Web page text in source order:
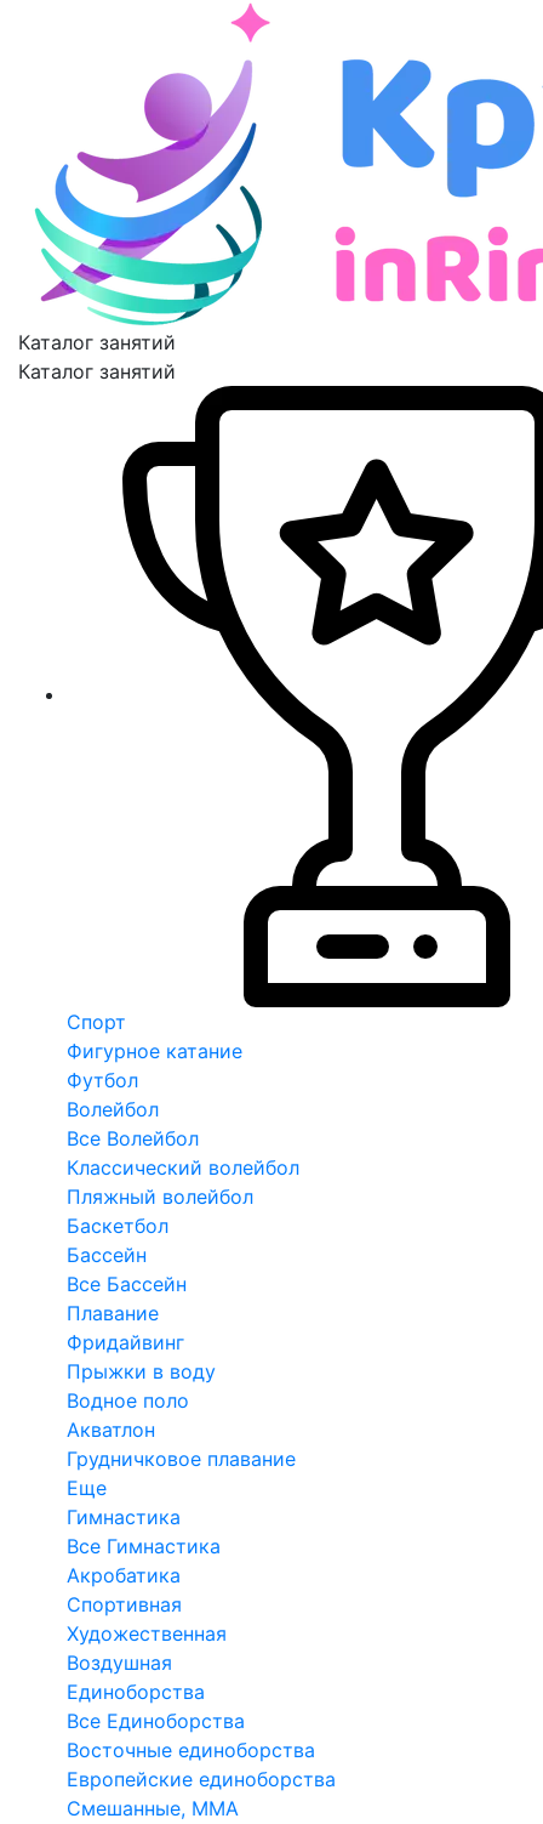
Каталог занятий
Каталог занятий
Спорт
Фигурное катание
Футбол
Волейбол
Все Волейбол
Классический волейбол
Пляжный волейбол
Баскетбол
Бассейн
Все Бассейн
Плавание
Фридайвинг
Прыжки в воду
Водное поло
Акватлон
Грудничковое плавание
Еще
Гимнастика
Все Гимнастика
Акробатика
Спортивная
Художественная
Воздушная
Единоборства
Все Единоборства
Восточные единоборства
Европейские единоборства
Смешанные, ММА